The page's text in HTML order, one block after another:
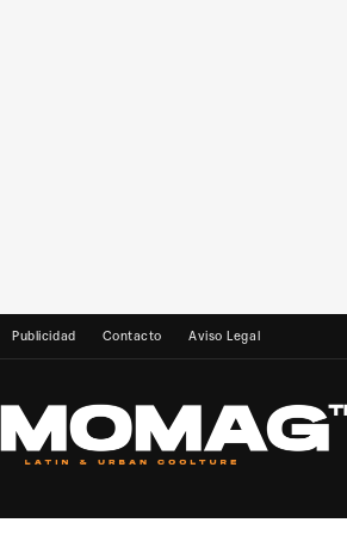
Publicidad Contacto Aviso Legal